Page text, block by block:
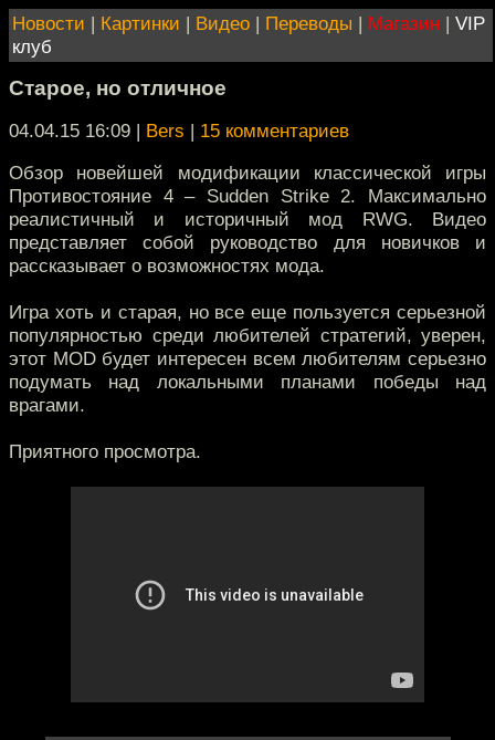
Новости | Картинки | Видео | Переводы | Магазин | VIP
клуб
Старое, но отличное
04.04.15 16:09 | Bers | 15 комментариев
Обзор новейшей модификации классической игры
Противостояние 4 – Sudden Strike 2. Максимально
реалистичный и историчный мод RWG. Видео
представляет собой руководство для новичков и
рассказывает о возможностях мода.
Игра хоть и старая, но все еще пользуется серьезной
популярностью среди любителей стратегий, уверен,
этот MOD будет интересен всем любителям серьезно
подумать над локальными планами победы над
врагами.
Приятного просмотра.